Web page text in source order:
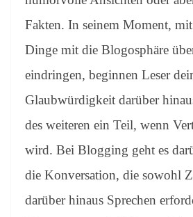
Fakten. In seinem Moment,
Dinge mit die Blogosphäre
eindringen, beginnen Leser
Glaubwürdigkeit darüber
des weiteren ein Teil, wenn
wird. Bei Blogging geht es
die Konversation, die sowohl
darüber hinaus Sprechen